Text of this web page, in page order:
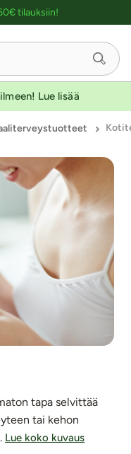
tilauksiin!
Lue lisää
tapa selvittää
tai kehon
Lue koko kuvaus
-
-